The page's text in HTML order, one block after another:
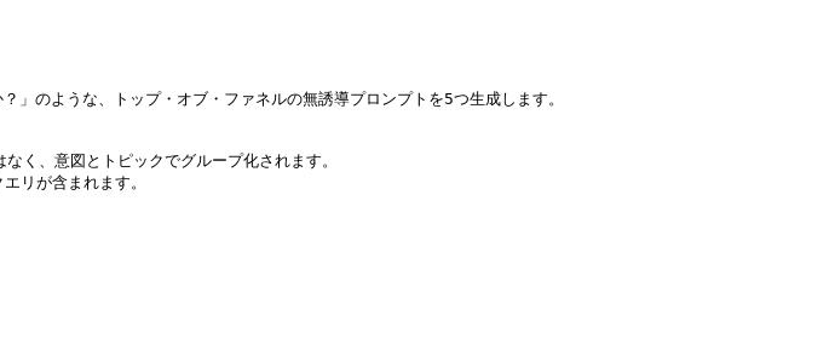
のような、トップ・オブ・ファネルの無誘導プロンプトを5つ生成します。
、意図とトピックでグループ化されます。
リが含まれます。